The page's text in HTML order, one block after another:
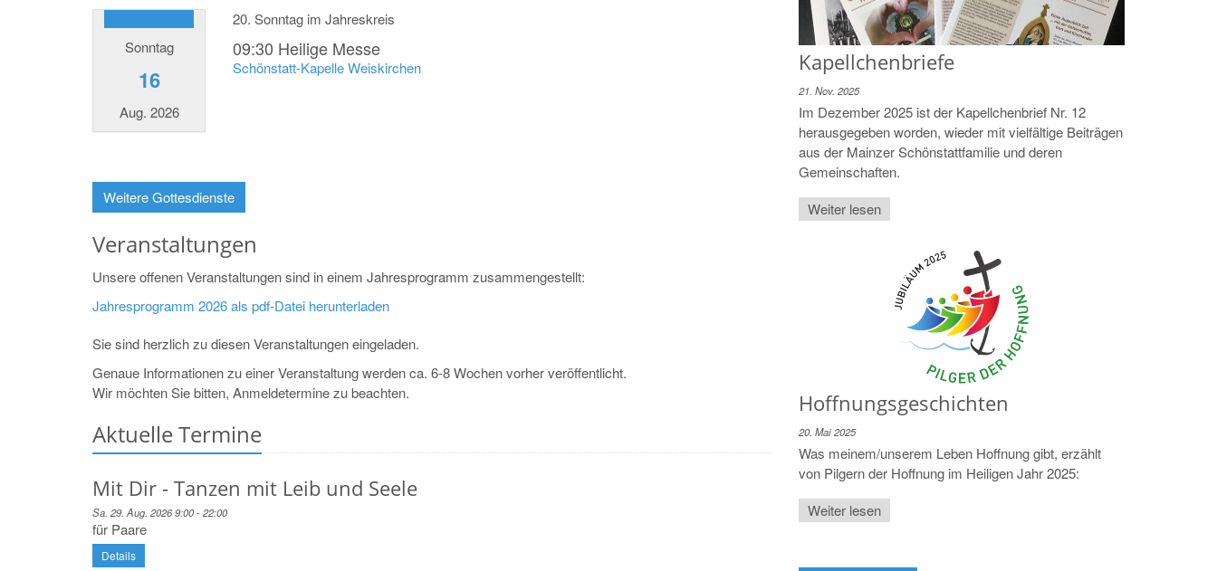
Sonntag
16
Aug. 2026
20. Sonntag im Jahreskreis
09:30 Heilige Messe
Schönstatt-Kapelle Weiskirchen
Weitere Gottesdienste
Veranstaltungen
Unsere offenen Veranstaltungen sind in einem Jahresprogramm zusammengestellt:
Jahresprogramm 2026 als pdf-Datei herunterladen
Sie sind herzlich zu diesen Veranstaltungen eingeladen.
Genaue Informationen zu einer Veranstaltung werden ca. 6-8 Wochen vorher veröffentlicht.
Wir möchten Sie bitten, Anmeldetermine zu beachten.
Aktuelle Termine
Mit Dir - Tanzen mit Leib und Seele
Sa. 29. Aug. 2026 9:00 - 22:00
für Paare
Details
Kapellchenbriefe
21. Nov. 2025
Im Dezember 2025 ist der Kapellchenbrief Nr. 12
herausgegeben worden, wieder mit vielfältige Beiträgen
aus der Mainzer Schönstattfamilie und deren
Gemeinschaften.
Weiter lesen
Hoffnungsgeschichten
20. Mai 2025
Was meinem/unserem Leben Hoffnung gibt, erzählt
von Pilgern der Hoffnung im Heiligen Jahr 2025:
Weiter lesen